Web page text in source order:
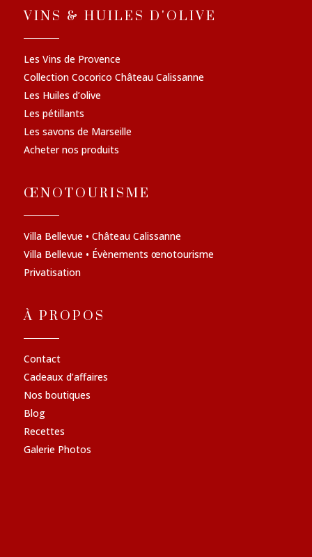
VINS & HUILES D'OLIVE
Les Vins de Provence
Collection Cocorico Château Calissanne
Les Huiles d’olive
Les pétillants
Les savons de Marseille
Acheter nos produits
ŒNOTOURISME
Villa Bellevue • Château Calissanne
Villa Bellevue • Évènements œnotourisme
Privatisation
À PROPOS
Contact
Cadeaux d’affaires
Nos boutiques
Blog
Recettes
Galerie Photos